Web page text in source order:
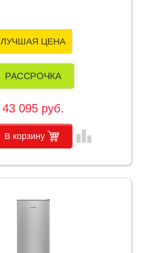
ЛУЧШАЯ ЦЕНА
РАССРОЧКА
43 095 руб.
В корзину leaderboard